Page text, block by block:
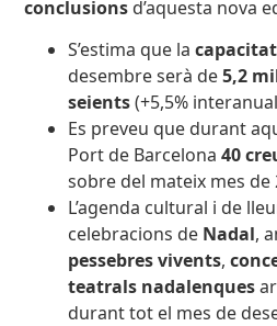
conclusions d’aquesta nova
S’estima que la
desembre serà de5,2
seients(+5,5%
Es preveu que durant
Port de Barcelona40
sobre del mateix mes de
L’agenda cultural i de
celebracions de Nadal,
pessebres vivents,
teatrals nadalenques
durant tot el mes de